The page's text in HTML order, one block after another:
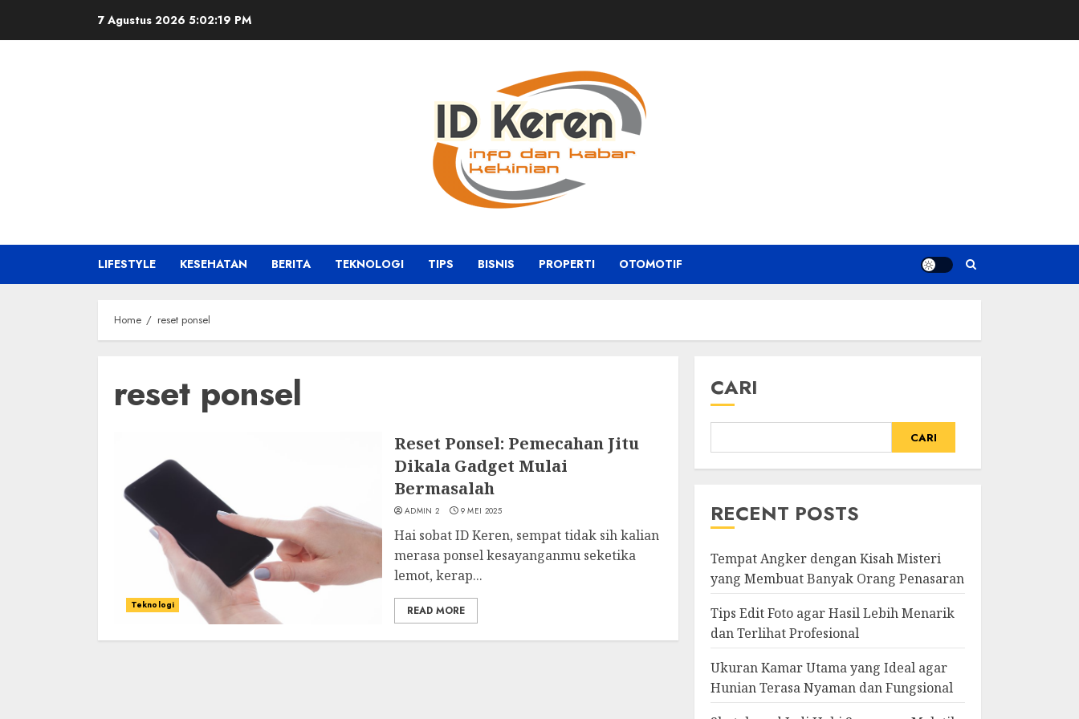
7 Agustus 2026 5:02:20 PM
LIFESTYLE KESEHATAN BERITA TEKNOLOGI TIPS BISNIS PROPERTI OTOMOTIF
Home reset ponsel
reset ponsel
Teknologi
Reset Ponsel: Pemecahan Jitu
Dikala Gadget Mulai
Bermasalah
ADMIN 2 9 MEI 2025
Hai sobat ID Keren, sempat tidak sih kalian
merasa ponsel kesayanganmu seketika
lemot, kerap...
READ MORE
CARI
CARI
RECENT POSTS
Tempat Angker dengan Kisah Misteri
yang Membuat Banyak Orang Penasaran
Tips Edit Foto agar Hasil Lebih Menarik
dan Terlihat Profesional
Ukuran Kamar Utama yang Ideal agar
Hunian Terasa Nyaman dan Fungsional